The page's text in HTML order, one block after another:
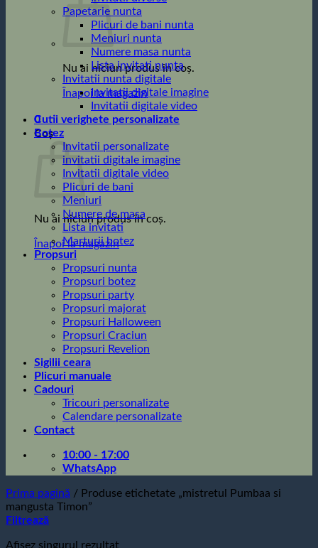
Nu ai niciun produs în coș.
Înapoi la magazin
0
Coș
Nu ai niciun produs în coș.
Înapoi la magazin
Papetarie nunta
Plicuri de bani nunta
Meniuri nunta
Numere masa nunta
Lista invitati nunta
Invitatii nunta digitale
Invitatii digitale imagine
Invitatii digitale video
Cutii verighete personalizate
Botez
Invitatii personalizate
invitatii digitale imagine
Invitatii digitale video
Plicuri de bani
Meniuri
Numere de masa
Lista invitati
Marturii botez
Propsuri
Propsuri nunta
Propsuri botez
Propsuri party
Propsuri majorat
Propsuri Halloween
Propsuri Craciun
Propsuri Revelion
Sigilii ceara
Plicuri manuale
Cadouri
Tricouri personalizate
Calendare personalizate
Contact
10:00 - 17:00
WhatsApp
Prima pagină / Produse etichetate „mistretul Pumbaa si
mangusta Timon”
Filtrează
Afișez singurul rezultat